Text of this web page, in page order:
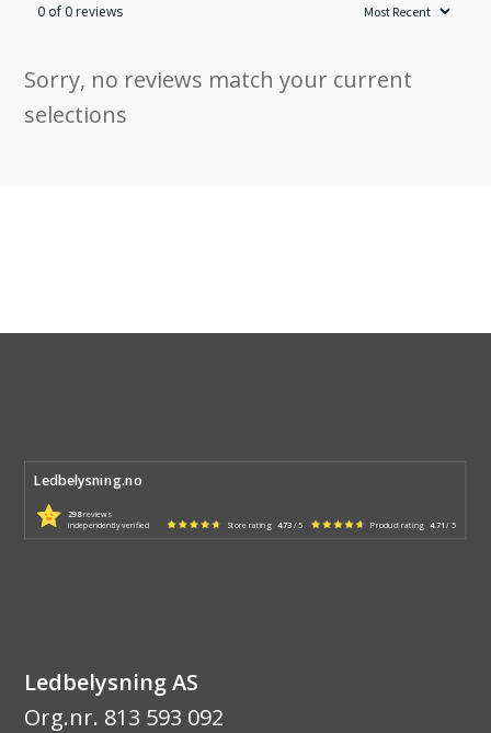
0 of 0 reviews
Sorry, no reviews match your current
selections
Ledbelysning.no
298reviews
independently verified Store rating 4.73 / 5 Product rating 4.71 / 5
Ledbelysning AS
Org.nr. 813 593 092